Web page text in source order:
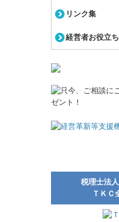
リンク集
経営者お役立
税理士法
ＴＫＣ